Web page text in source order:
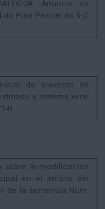
Anuncio de
Plan Parcial do S-2,
inicial do proxecto de
a sistema xeral
sobre la modificación
en el ámbito del
de la sentencia Núm.